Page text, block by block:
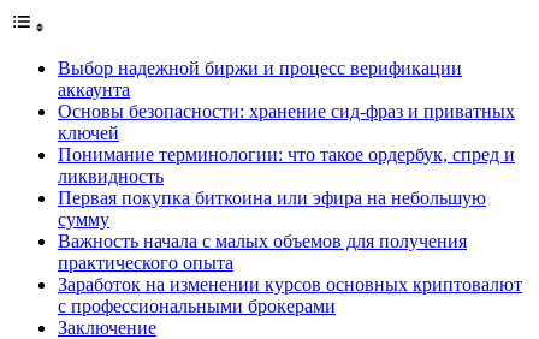
Выбор надежной биржи и процесс верификации
аккаунта
Основы безопасности: хранение сид-фраз и приватных
ключей
Понимание терминологии: что такое ордербук, спред и
ликвидность
Первая покупка биткоина или эфира на небольшую
сумму
Важность начала с малых объемов для получения
практического опыта
Заработок на изменении курсов основных криптовалют
с профессиональными брокерами
Заключение